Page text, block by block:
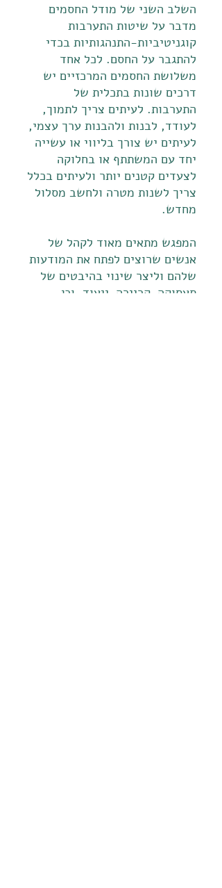
השלב השני של מודל החסמים
מדבר על שיטות התערבות
קוגניטיביות-התנהגותיות בכדי
להתגבר על החסם. לכל אחד
משלושת החסמים המרכזיים יש
דרכים שונות בתכלית של
התערבות. לעיתים צריך לתמוך,
לעודד, לבנות ולהבנות ערך עצמי,
לעיתים יש צורך בליווי או עשייה
יחד עם המשתתף או בחלוקה
לצעדים קטנים יותר ולעיתים בכלל
צריך לשנות מטרה ולחשב מסלול
מחדש.
המפגש מתאים מאוד לקהל של
אנשים שרוצים לפתח את המודעות
שלהם וליצר שינוי בהיבטים של
תעסוקה-קריירה-ייעוד, וכן,